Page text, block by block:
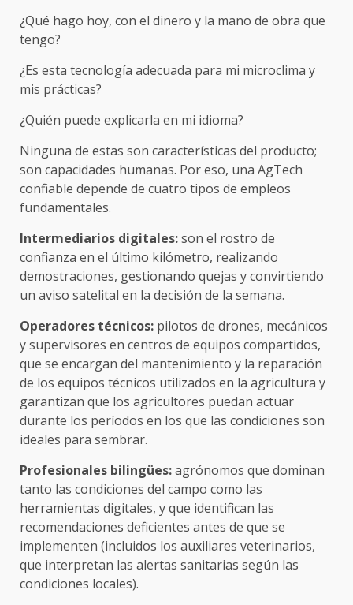
¿Qué hago hoy, con el dinero y la mano de obra que
tengo?
¿Es esta tecnología adecuada para mi microclima y
mis prácticas?
¿Quién puede explicarla en mi idioma?
Ninguna de estas son características del producto;
son capacidades humanas. Por eso, una AgTech
confiable depende de cuatro tipos de empleos
fundamentales.
Intermediarios digitales:son el rostro de
confianza en el último kilómetro, realizando
demostraciones, gestionando quejas y convirtiendo
un aviso satelital en la decisión de la semana.
Operadores técnicos: pilotos de drones, mecánicos
y supervisores en centros de equipos compartidos,
que se encargan del mantenimiento y la reparación
de los equipos técnicos utilizados en la agricultura y
garantizan que los agricultores puedan actuar
durante los períodos en los que las condiciones son
ideales para sembrar.
Profesionales bilingües:agrónomos que dominan
tanto las condiciones del campo como las
herramientas digitales, y que identifican las
recomendaciones deficientes antes de que se
implementen (incluidos los auxiliares veterinarios,
que interpretan las alertas sanitarias según las
condiciones locales).